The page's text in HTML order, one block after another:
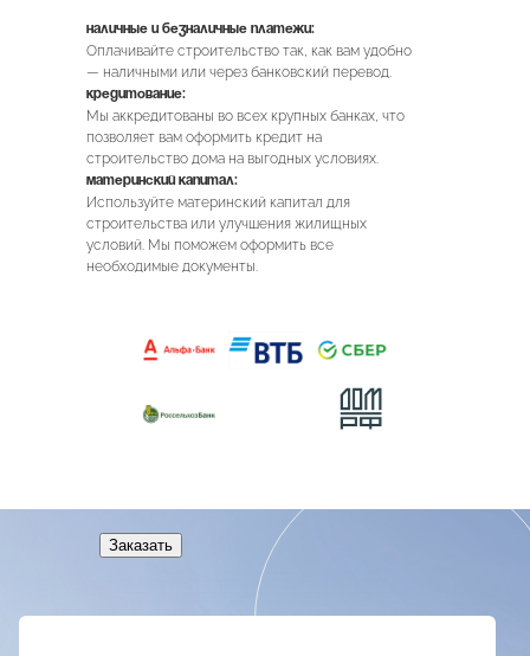
Наличные и безналичные платежи:
Оплачивайте строительство так, как вам удобно
— наличными или через банковский перевод.
Кредитование:
Мы аккредитованы во всех крупных банках, что
позволяет вам оформить кредит на
строительство дома на выгодных условиях.
Материнский капитал:
Используйте материнский капитал для
строительства или улучшения жилищных
условий. Мы поможем оформить все
необходимые документы.